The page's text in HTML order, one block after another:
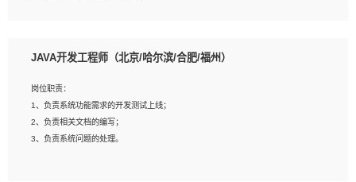
岗位要求：
2、精通linux命令。
3、熟悉oracle、mysql 数据库。
4、善于沟通，具有良好的团队合作精神和协作能力。
5、必须有实际的生产环境系统维护经验。
JAVA开发工程师（北京/哈尔滨/合肥/福州）
岗位职责：
1、负责系统功能需求的开发测试上线；
2、负责相关文档的编写；
3、负责系统问题的处理。